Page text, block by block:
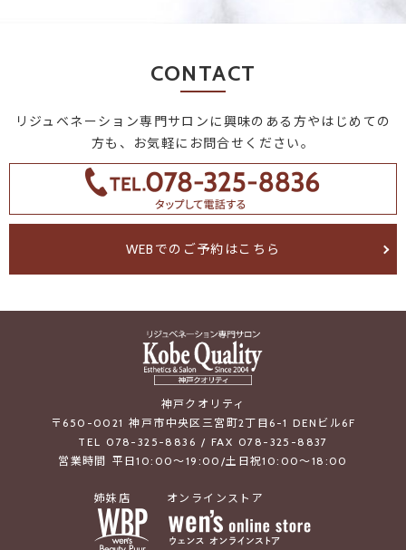
CONTACT
リジュベネーション専門サロンに興味のある方やはじめての
方も、お気軽にお問合せください。
WEBでのご予約はこちら
神戸クオリティ
〒650-0021 神戸市中央区三宮町2丁目6-1 DENビル6F
TEL 078-325-8836 / FAX 078-325-8837
営業時間 平日10:00～19:00/土日祝10:00～18:00
姉妹店 オンラインストア